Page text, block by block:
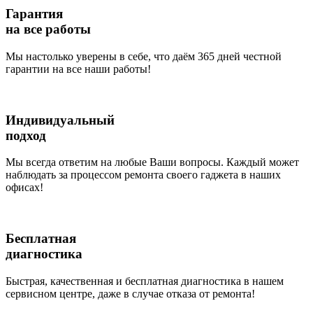
Гарантия
на все работы
Мы настолько уверены в себе, что даём 365 дней честной
гарантии на все наши работы!
Индивидуальный
подход
Мы всегда ответим на любые Ваши вопросы. Каждый может
наблюдать за процессом ремонта своего гаджета в наших
офисах!
Бесплатная
диагностика
Быстрая, качественная и бесплатная диагностика в нашем
сервисном центре, даже в случае отказа от ремонта!